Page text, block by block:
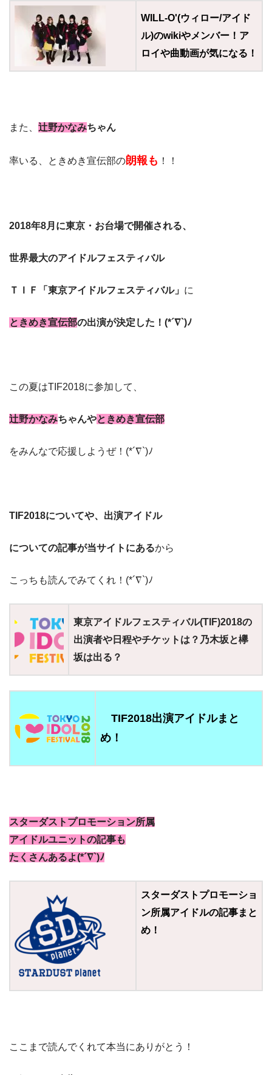
WILL-O'(ウィロー/アイド
ル)のwikiやメンバー！ア
ロイや曲動画が気になる！
また、 辻野かなみちゃん
率いる、ときめき宣伝部の朗報も ！！
2018年8月に東京・お台場で開催される、
世界最大のアイドルフェスティバル
ＴＩＦ「東京アイドルフェスティバル」 に
ときめき宣伝部の出演が決定した！(*´∇`)ﾉ
この夏はTIF2018に参加して、
辻野かなみちゃんやときめき宣伝部
をみんなで応援しようぜ！(*´∇`)ﾉ
TIF2018についてや、出演アイドル
についての記事が当サイトにあるから
こっちも読んでみてくれ！(*´∇`)ﾉ
東京アイドルフェスティバル(TIF)2018の
出演者や日程やチケットは？乃木坂と欅
坂は出る？
TIF2018出演アイドルまと
め！
スターダストプロモーション所属
アイドルユニットの記事も
たくさんあるよ(*´∇`)ﾉ
スターダストプロモーショ
ン所属アイドルの記事まと
め！
ここまで読んでくれて本当にありがとう！